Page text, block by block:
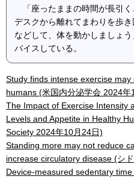
「座ったままの時間が長引く
デスクから離れてまわりを歩
などして、体を動かしましょ
バイスしている。
Study finds intense exercise
humans (米国内分泌学会 2024年
The Impact of Exercise Intensity
Levels and Appetite in Healthy
Society 2024年10月24日)
Standing more may not reduce
increase circulatory disease (シ
Device-measured sedentary